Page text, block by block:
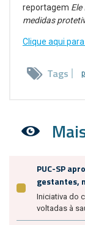
reportagem
medidas
Clique aqui para
Tags
PUC-SP
gestantes,
Iniciativa do
voltadas à